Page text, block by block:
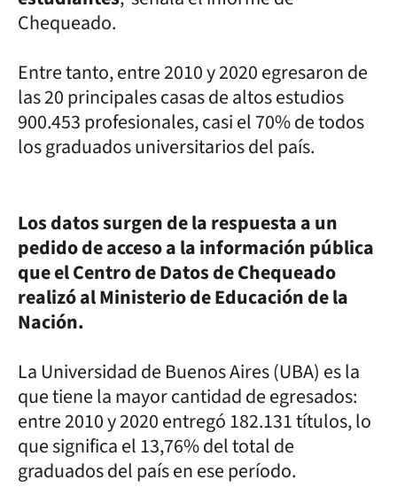
Chequeado.
Entre tanto, entre 2010 y 2020 egresaron de
las 20 principales casas de altos estudios
900.453 profesionales, casi el 70% de todos
los graduados universitarios del país.
Los datos surgen de la respuesta a un
pedido de acceso a la información pública
que el Centro de Datos de Chequeado
realizó al Ministerio de Educación de la
Nación.
La Universidad de Buenos Aires (UBA) es la
que tiene la mayor cantidad de egresados:
entre 2010 y 2020 entregó 182.131 títulos, lo
que significa el 13,76% del total de
graduados del país en ese período.